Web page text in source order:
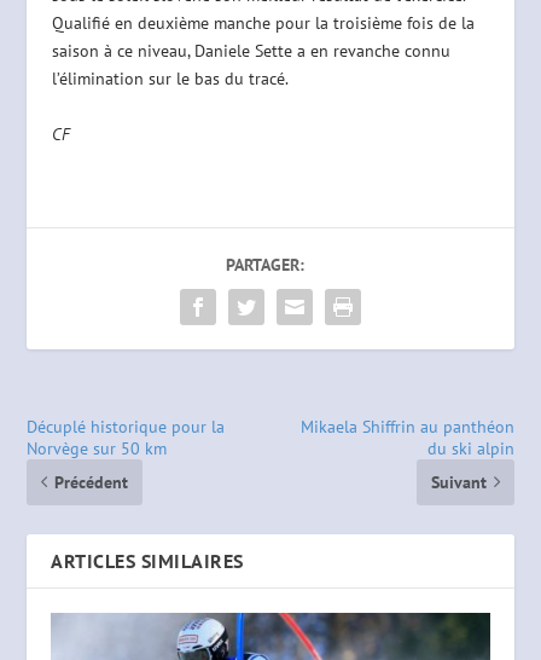
Qualifié en deuxième manche pour la troisième fois de la
saison à ce niveau, Daniele Sette a en revanche connu
l’élimination sur le bas du tracé.
CF
PARTAGER:
Décuplé historique pour la
Norvège sur 50 km
Précédent
Mikaela Shiffrin au panthéon
du ski alpin
Suivant
ARTICLES SIMILAIRES